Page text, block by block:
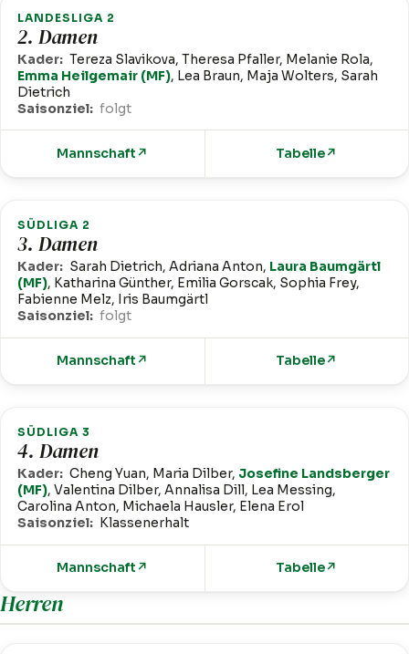
LANDESLIGA 2
2. Damen
Kader: Tereza Slavikova, Theresa Pfaller, Melanie Rola,
Emma Heilgemair (MF), Lea Braun, Maja Wolters, Sarah
Dietrich
Saisonziel: folgt
Mannschaft ↗ Tabelle↗
SÜDLIGA 2
3. Damen
Kader: Sarah Dietrich, Adriana Anton, Laura Baumgärtl
(MF), Katharina Günther, Emilia Gorscak, Sophia Frey,
Fabienne Melz, Iris Baumgärtl
Saisonziel: folgt
Mannschaft ↗ Tabelle↗
SÜDLIGA 3
4. Damen
Kader: Cheng Yuan, Maria Dilber, Josefine Landsberger
(MF), Valentina Dilber, Annalisa Dill, Lea Messing,
Carolina Anton, Michaela Hausler, Elena Erol
Saisonziel: Klassenerhalt
Mannschaft ↗ Tabelle↗
Herren